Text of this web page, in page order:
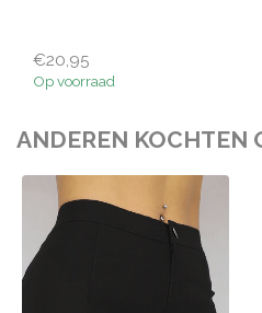
€20,95
Op voorraad
ANDEREN KOCHTEN